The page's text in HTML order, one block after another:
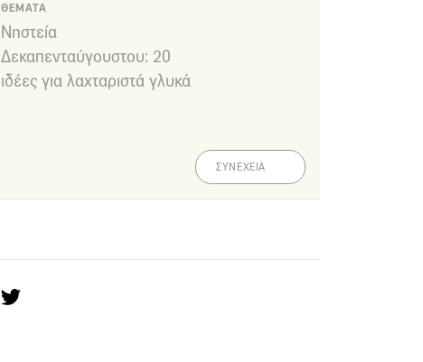
ΘΕΜΑΤΑ
Νηστεία
Δεκαπενταύγουστου: 20
ιδέες για λαχταριστά γλυκά
ΣΥΝΕΧΕΙΑ